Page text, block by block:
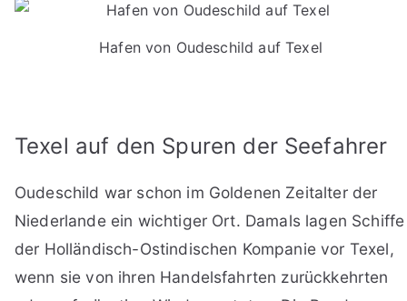
Hafen von Oudeschild auf Texel
Texel auf den Spuren der Seefahrer
Oudeschild war schon im Goldenen Zeitalter der
Niederlande ein wichtiger Ort. Damals lagen Schiffe
der Holländisch-Ostindischen Kompanie vor Texel,
wenn sie von ihren Handelsfahrten zurückkehrten